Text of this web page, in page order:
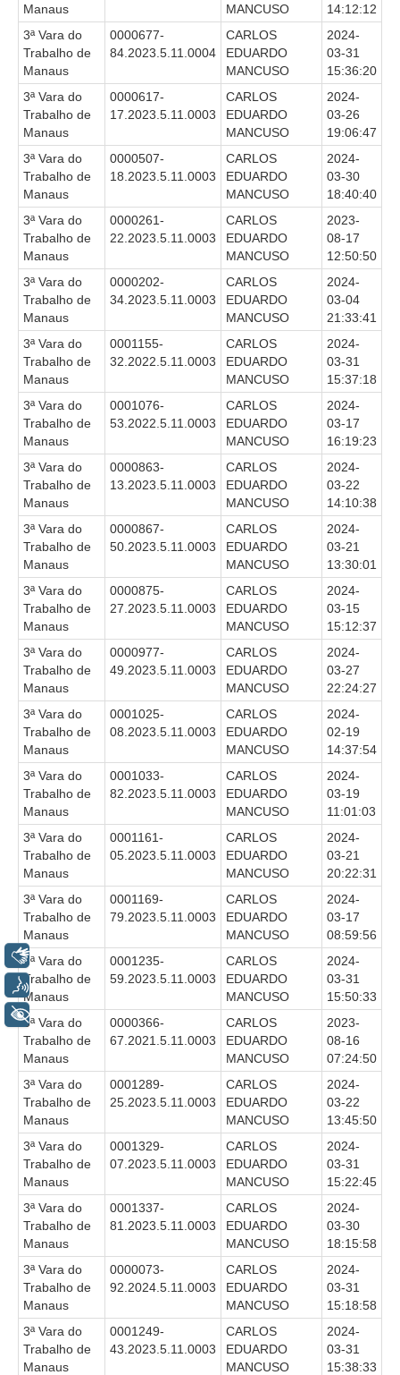
Portal Transparência
Gestão
Audiências e Sessões
Serviço de Informação ao Cidadão
Ouvidoria
Tecnologia da Informação e Comunicação
Gestão Orcamentária
Licitações, contratos e Instrumentos
Gestão de Pessoas
Auditoria e Prestação de Contas
Sustentabilidade
Acessibilidade
LGPD
Legislação
Acórdãos
Atos Administrativos
Biblioteca Digital
Código de Ética dos Servidores
Diário Eletrônico JT
Diário Oficial
Eliminação de Autos
Manual de Redação
Produtividade dos magistrados
Regimento Interno
Regulamento Geral
Resolução do Plantão Judiciário
Revistas
Manuais do CNJ
Estrutura Organizacional
Protocolos de Julgamento
Ouvidoria
Faça sua Manifestação
Acompanhe sua manifestação
Ouvidoria Da Mulher
Serviço de Informação ao Cidadão - SIC
Relatórios Estatísticos
Consulte o seu Processo Trabalhista
Lei Geral de Proteção de Dados - LGPD
Integração das Ouvidorias
O que é Ouvidoria?
Carta de Serviços à Cidadania
Ouvidoria no CSJT
Manaus
MANCUSO
14:12:12
3ª Vara do
Trabalho de
Manaus
0000677-
84.2023.5.11.0004
CARLOS
EDUARDO
MANCUSO
2024-
03-31
15:36:20
3ª Vara do
Trabalho de
Manaus
0000617-
17.2023.5.11.0003
CARLOS
EDUARDO
MANCUSO
2024-
03-26
19:06:47
3ª Vara do
Trabalho de
Manaus
0000507-
18.2023.5.11.0003
CARLOS
EDUARDO
MANCUSO
2024-
03-30
18:40:40
3ª Vara do
Trabalho de
Manaus
0000261-
22.2023.5.11.0003
CARLOS
EDUARDO
MANCUSO
2023-
08-17
12:50:50
3ª Vara do
Trabalho de
Manaus
0000202-
34.2023.5.11.0003
CARLOS
EDUARDO
MANCUSO
2024-
03-04
21:33:41
3ª Vara do
Trabalho de
Manaus
0001155-
32.2022.5.11.0003
CARLOS
EDUARDO
MANCUSO
2024-
03-31
15:37:18
3ª Vara do
Trabalho de
Manaus
0001076-
53.2022.5.11.0003
CARLOS
EDUARDO
MANCUSO
2024-
03-17
16:19:23
3ª Vara do
Trabalho de
Manaus
0000863-
13.2023.5.11.0003
CARLOS
EDUARDO
MANCUSO
2024-
03-22
14:10:38
3ª Vara do
Trabalho de
Manaus
0000867-
50.2023.5.11.0003
CARLOS
EDUARDO
MANCUSO
2024-
03-21
13:30:01
3ª Vara do
Trabalho de
Manaus
0000875-
27.2023.5.11.0003
CARLOS
EDUARDO
MANCUSO
2024-
03-15
15:12:37
3ª Vara do
Trabalho de
Manaus
0000977-
49.2023.5.11.0003
CARLOS
EDUARDO
MANCUSO
2024-
03-27
22:24:27
3ª Vara do
Trabalho de
Manaus
0001025-
08.2023.5.11.0003
CARLOS
EDUARDO
MANCUSO
2024-
02-19
14:37:54
3ª Vara do
Trabalho de
Manaus
0001033-
82.2023.5.11.0003
CARLOS
EDUARDO
MANCUSO
2024-
03-19
11:01:03
3ª Vara do
Trabalho de
Manaus
0001161-
05.2023.5.11.0003
CARLOS
EDUARDO
MANCUSO
2024-
03-21
20:22:31
3ª Vara do
Trabalho de
Manaus
0001169-
79.2023.5.11.0003
CARLOS
EDUARDO
MANCUSO
2024-
03-17
08:59:56
3ª Vara do
Trabalho de
Manaus
0001235-
59.2023.5.11.0003
CARLOS
EDUARDO
MANCUSO
2024-
03-31
15:50:33
3ª Vara do
Trabalho de
Manaus
0000366-
67.2021.5.11.0003
CARLOS
EDUARDO
MANCUSO
2023-
08-16
07:24:50
3ª Vara do
Trabalho de
Manaus
0001289-
25.2023.5.11.0003
CARLOS
EDUARDO
MANCUSO
2024-
03-22
13:45:50
3ª Vara do
Trabalho de
Manaus
0001329-
07.2023.5.11.0003
CARLOS
EDUARDO
MANCUSO
2024-
03-31
15:22:45
3ª Vara do
Trabalho de
Manaus
0001337-
81.2023.5.11.0003
CARLOS
EDUARDO
MANCUSO
2024-
03-30
18:15:58
3ª Vara do
Trabalho de
Manaus
0000073-
92.2024.5.11.0003
CARLOS
EDUARDO
MANCUSO
2024-
03-31
15:18:58
3ª Vara do
Trabalho de
Manaus
0001249-
43.2023.5.11.0003
CARLOS
EDUARDO
MANCUSO
2024-
03-31
15:38:33
Libras
Voz
+ Acessibilidade